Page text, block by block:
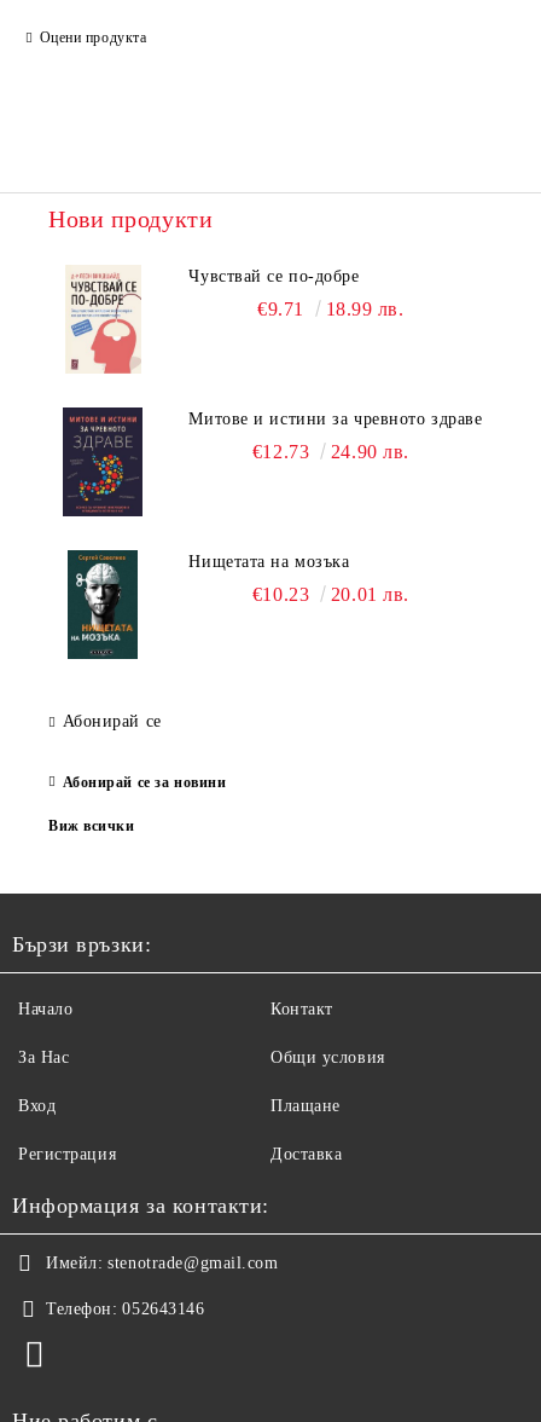
Оцени продукта
Нови продукти
Чувствай се по-добре
€9.71 18.99 лв.
Митове и истини за чревното здраве
€12.73 24.90 лв.
Нищетата на мозъка
€10.23 20.01 лв.
Абонирай се
Абонирай се за новини
Виж всички
Бързи връзки:
Начало
За Нас
Вход
Регистрация
Контакт
Общи условия
Плащане
Доставка
Информация за контакти:
Имейл: stenotrade@gmail.com
Телефон: 052643146